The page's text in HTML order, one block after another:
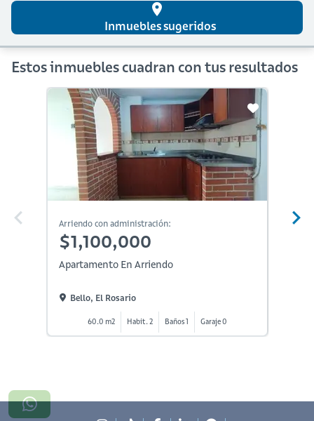
place
Inmuebles sugeridos
Estos inmuebles cuadran con tus resultados
Arriendo con administración:
$1,100,000
Apartamento En Arriendo
Bello, El Rosario
60.0 m2 Habit. 2 Baños 1 Garaje 0